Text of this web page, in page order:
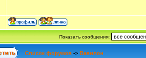
Показать сообщения:
Список форумов -> Вавилон